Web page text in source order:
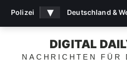
DIGITAL
NACHRICHTEN FÜR
Polizei ▾ Deutschland &